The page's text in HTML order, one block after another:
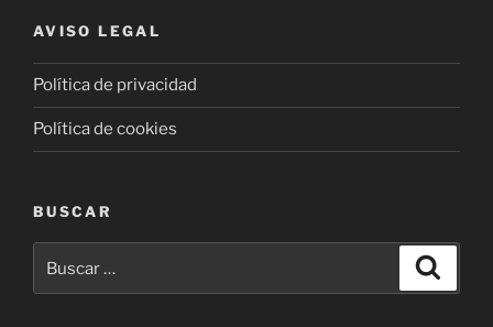
AVISO LEGAL
Política de privacidad
Política de cookies
BUSCAR
por: